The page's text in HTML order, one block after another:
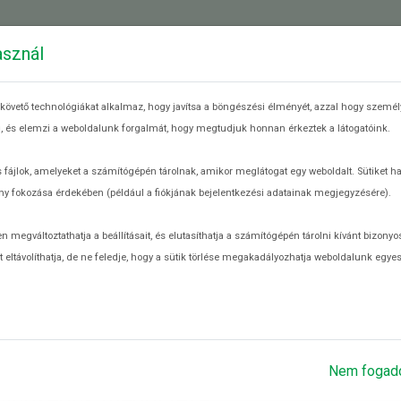
ment meg a Magyar Élelmiszerbank Egyesület a
a kuka helyett a rászorulók asztalára kerül.
technológiákat alkalmaz, hogy javítsa a böngészési élményét, azzal hogy
és elemzi a weboldalunk forgalmát, hogy megtudjuk honnan érkeztek a látogatóink.
amelyeket a számítógépén tárolnak, amikor meglátogat egy weboldalt. Sütiket
fokozása érdekében (például a fiókjának bejelentkezési adatainak megjegyzésére).
megváltoztathatja a beállításait, és elutasíthatja a számítógépén tárolni kívánt
de ne feledje, hogy a sütik törlése megakadályozhatja weboldalunk
Nem